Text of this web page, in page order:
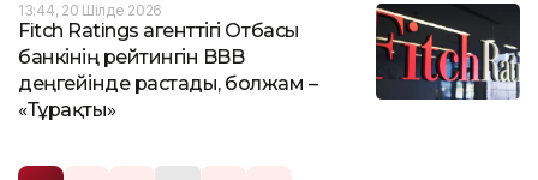
13:44, 20 Шілде 2026
Fitch Ratings агенттігі Отбасы
банкінің рейтингін BBB
деңгейінде растады, болжам –
«Тұрақты»